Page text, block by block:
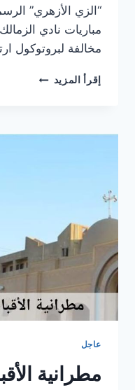
“الزي الأزهري”
مباريات نادي
مخالفة لبروتوكول
إقرأ المزيد قرار
الأوقاف
العمل
الدعوي
بالجيزة
عاجل
مطرانية